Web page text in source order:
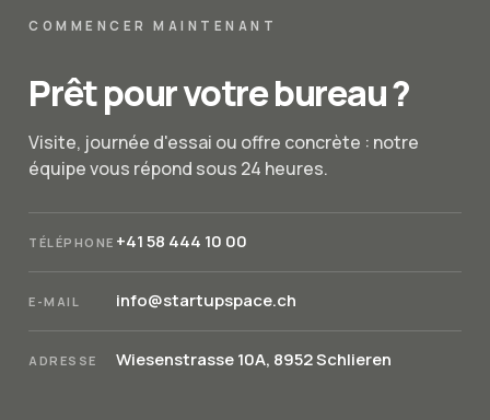
COMMENCER MAINTENANT
Prêt pour votre bureau ?
Visite, journée d'essai ou offre concrète : notre
équipe vous répond sous 24 heures.
TÉLÉPHONE +41 58 444 10 00
E-MAIL info@startupspace.ch
ADRESSE Wiesenstrasse 10A, 8952 Schlieren